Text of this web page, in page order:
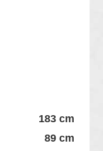
183 cm
89 cm